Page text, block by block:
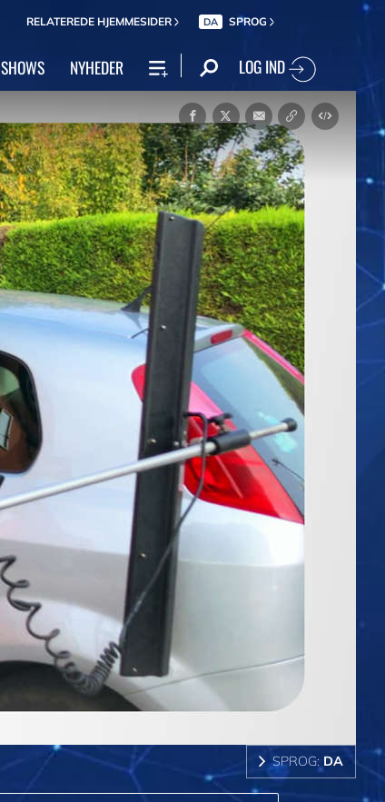
RELATEREDE HJEMMESIDER DA SPROG
SHOWS NYHEDER LOG IND
SPROG: DA